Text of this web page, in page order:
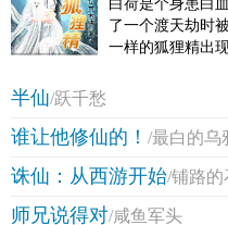
白荷是个身患白
了一个渡天劫时
一样的狐狸精出
半仙/跃千愁
谁让他修仙的！ /最白的乌
诛仙：从西游开始/铺路的
师兄说得对/咸鱼军头